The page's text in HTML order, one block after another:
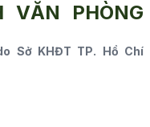
VĂN PHÒNG
Sở KHĐT TP. Hồ Chí